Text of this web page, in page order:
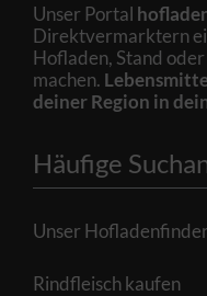
Unser Portal
Direktvermarktern
Hofladen, Stand
machen.
deiner Region in
Häufige
Unser Hofladenfinder
Rindfleisch kaufen